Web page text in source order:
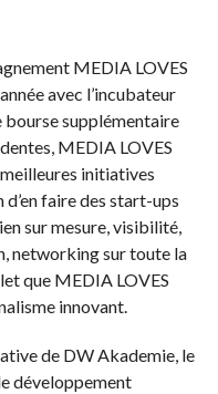
MEDIA LOVES
avec l’incubateur
supplémentaire
MEDIA LOVES
initiatives
faire des start-ups
sur mesure, visibilité,
networking sur toute la
que MEDIA LOVES
innovant.
de DW Akademie, le
développement